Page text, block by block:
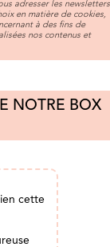
adresser les newsletters
en matière de cookies,
à des fins de
nos contenus et
NOTRE BOX
cette